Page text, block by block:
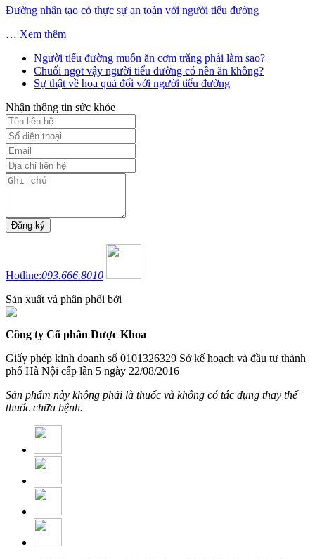
Đường nhân tạo có thực sự an toàn với người tiểu đường
… Xem thêm
Người tiểu đường muốn ăn cơm trắng phải làm sao?
Chuối ngọt vậy người tiểu đường có nên ăn không?
Sự thật về hoa quả đối với người tiểu đường
Nhận thông tin sức khỏe
Hotline:093.666.8010
Sản xuất và phân phối bởi
Công ty Cổ phần Dược Khoa
Giấy phép kinh doanh số 0101326329 Sở kế hoạch và đầu tư thành
phố Hà Nội cấp lần 5 ngày 22/08/2016
Sản phẩm này không phải là thuốc và không có tác dụng thay thế
thuốc chữa bệnh.